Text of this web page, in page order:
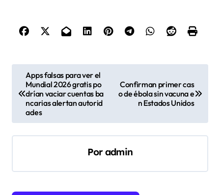
e
g
c
Apps falsas para ver el
Mundial 2026 gratis po
drían vaciar cuentas ba
ncarias alertan autorid
ades
Confirman primer cas
o de ébola sin vacuna e
n Estados Unidos
Por admin